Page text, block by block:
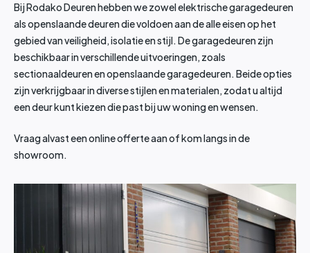
Bij Rodako Deuren hebben we zowel elektrische garagedeuren
als openslaande deuren die voldoen aan de alle eisen op het
gebied van veiligheid, isolatie en stijl. De garagedeuren zijn
beschikbaar in verschillende uitvoeringen, zoals
sectionaaldeuren en openslaande garagedeuren. Beide opties
zijn verkrijgbaar in diverse stijlen en materialen, zodat u altijd
een deur kunt kiezen die past bij uw woning en wensen.
Vraag alvast een online offerte aan of kom langs in de
showroom.